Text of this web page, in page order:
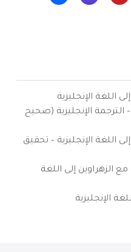
اللغة الإنجليزية
الترجمة الإنجليزية (صحيح
اللغة الإنجليزية – تحقيق
الزهراوين إلى اللغة
الإنجليزية